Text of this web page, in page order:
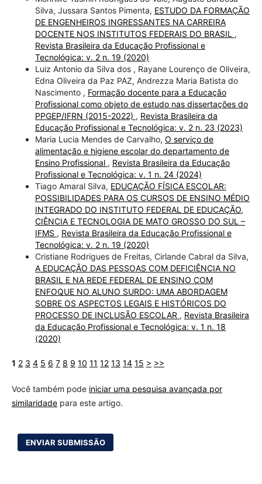
Silva, Jussara Santos Pimenta, ESTUDO DA FORMAÇÃO
DE ENGENHEIROS INGRESSANTES NA CARREIRA
DOCENTE NOS INSTITUTOS FEDERAIS DO BRASIL ,
Revista Brasileira da Educação Profissional e
Tecnológica: v. 2 n. 19 (2020)
Luiz Antonio da Silva dos , Rayane Lourenço de Oliveira,
Edna Oliveira da Paz PAZ, Andrezza Maria Batista do
Nascimento , Formação docente para a Educação
Profissional como objeto de estudo nas dissertações do
PPGEP/IFRN (2015-2022) , Revista Brasileira da
Educação Profissional e Tecnológica: v. 2 n. 23 (2023)
Maria Lucia Mendes de Carvalho, O serviço de
alimentação e higiene escolar do departamento de
Ensino Profissional , Revista Brasileira da Educação
Profissional e Tecnológica: v. 1 n. 24 (2024)
Tiago Amaral Silva, EDUCAÇÃO FÍSICA ESCOLAR:
POSSIBILIDADES PARA OS CURSOS DE ENSINO MÉDIO
INTEGRADO DO INSTITUTO FEDERAL DE EDUCAÇÃO,
CIÊNCIA E TECNOLOGIA DE MATO GROSSO DO SUL –
IFMS , Revista Brasileira da Educação Profissional e
Tecnológica: v. 2 n. 19 (2020)
Cristiane Rodrigues de Freitas, Cirlande Cabral da Silva,
A EDUCAÇÃO DAS PESSOAS COM DEFICIÊNCIA NO
BRASIL E NA REDE FEDERAL DE ENSINO COM
ENFOQUE NO ALUNO SURDO: UMA ABORDAGEM
SOBRE OS ASPECTOS LEGAIS E HISTÓRICOS DO
PROCESSO DE INCLUSÃO ESCOLAR , Revista Brasileira
da Educação Profissional e Tecnológica: v. 1 n. 18
(2020)
1 2 3 4 5 6 7 8 9 10 11 12 13 14 15 > >>
Você também pode iniciar uma pesquisa avançada por
similaridadepara este artigo.
ENVIAR SUBMISSÃO